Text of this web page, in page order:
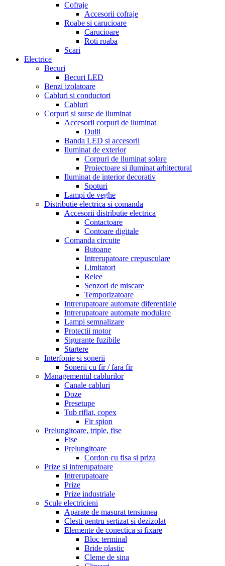
Cofraje
Accesorii cofraje
Roabe si carucioare
Carucioare
Roti roaba
Scari
Electrice
Becuri
Becuri LED
Benzi izolatoare
Cabluri si conductori
Cabluri
Corpuri si surse de iluminat
Accesorii corpuri de iluminat
Dulii
Banda LED si accesorii
Iluminat de exterior
Corpuri de iluminat solare
Proiectoare si iluminat arhitectural
Iluminat de interior decorativ
Spoturi
Lampi de veghe
Distributie electrica si comanda
Accesorii distributie electrica
Contactoare
Contoare digitale
Comanda circuite
Butoane
Intrerupatoare crepusculare
Limitatori
Relee
Senzori de miscare
Temporizatoare
Intrerupatoare automate diferentiale
Intrerupatoare automate modulare
Lampi semnalizare
Protectii motor
Sigurante fuzibile
Startere
Interfonie si sonerii
Sonerii cu fir / fara fir
Managementul cablurilor
Canale cabluri
Doze
Presetupe
Tub riflat, copex
Fir spion
Prelungitoare, triple, fise
Fise
Prelungitoare
Cordon cu fisa si priza
Prize si intrerupatoare
Intrerupatoare
Prize
Prize industriale
Scule electricieni
Aparate de masurat tensiunea
Clesti pentru sertizat si dezizolat
Elemente de conectica si fixare
Bloc terminal
Bride plastic
Cleme de sina